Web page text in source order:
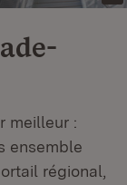
meilleur :
ensemble
régional,